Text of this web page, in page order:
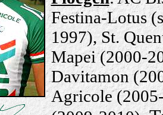
Festina-Lotus
1997), St.
Mapei (2000-
Davitamon
Agricole